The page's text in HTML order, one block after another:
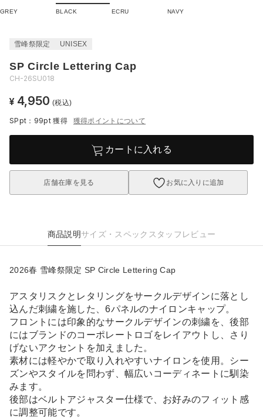
GREY BLACK ECRU NAVY
雪峰祭限定 UNISEX
SP Circle Lettering Cap
CH-26SU018
¥ 4,950 (税込)
SPpt：99pt獲得 獲得ポイントについて
カートに入れる
店舗在庫を見る お気に入りに追加
商品説明サイズ・スペック スタッフレビュー
2026春 雪峰祭限定 SP Circle Lettering Cap
アスタリスクとレタリングをサークルデザインに落とし
込んだ刺繍を施した、6パネルのナイロンキャップ。
フロントには印象的なサークルデザインの刺繍を、後部
にはブランドのコーポレートロゴをレイアウトし、さり
げないアクセントを加えました。
素材には軽やかで取り入れやすいナイロンを使用。シー
ズンやスタイルを問わず、幅広いコーディネートに馴染
みます。
後部はベルトアジャスター仕様で、お好みのフィット感
に調整可能です。